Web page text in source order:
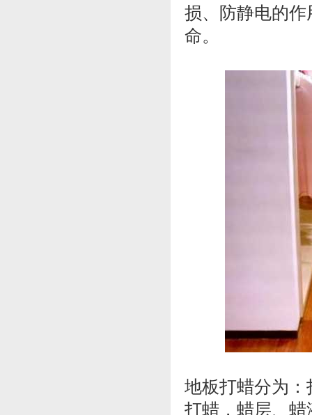
损、防静电的
命。
地板打蜡分为
打蜡，蜡层、